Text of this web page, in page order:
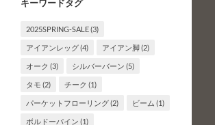
キーワードタグ
2025SPRING-SALE(3)
アイアンレッグ(4) アイアン脚(2)
オーク (3) シルバーバーン (5)
タモ (2) チーク (1)
パーケットフローリング(2) ビーム (1)
ボルドーパイン (1)